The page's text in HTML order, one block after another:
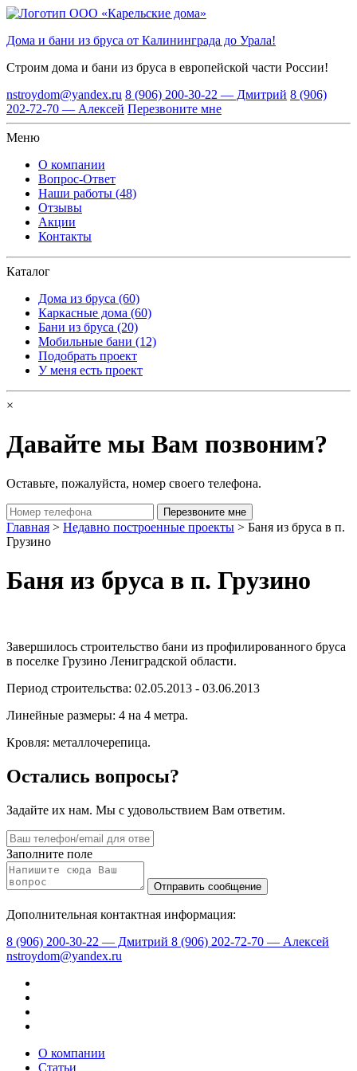
Дома и бани из бруса от Калининграда до Урала!
Строим дома и бани из бруса в европейской части России!
nstroydom@yandex.ru 8 (906) 200-30-22 — Дмитрий 8 (906)
202-72-70 — Алексей Перезвоните мне
Меню
О компании
Вопрос-Ответ
Наши работы (48)
Отзывы
Акции
Контакты
Каталог
Дома из бруса (60)
Каркасные дома (60)
Бани из бруса (20)
Мобильные бани (12)
Подобрать проект
У меня есть проект
×
Давайте мы Вам позвоним?
Оставьте, пожалуйста, номер своего телефона.
Главная > Недавно построенные проекты > Баня из бруса в п.
Грузино
Баня из бруса в п. Грузино
Завершилось строительство бани из профилированного бруса
в поселке Грузино Лениградской области.
Период строительства: 02.05.2013 - 03.06.2013
Линейные размеры: 4 на 4 метра.
Кровля: металлочерепица.
Остались вопросы?
Задайте их нам. Мы с удовольствием Вам ответим.
Заполните поле
Дополнительная контактная информация:
8 (906) 200-30-22 — Дмитрий 8 (906) 202-72-70 — Алексей
nstroydom@yandex.ru
О компании
Статьи